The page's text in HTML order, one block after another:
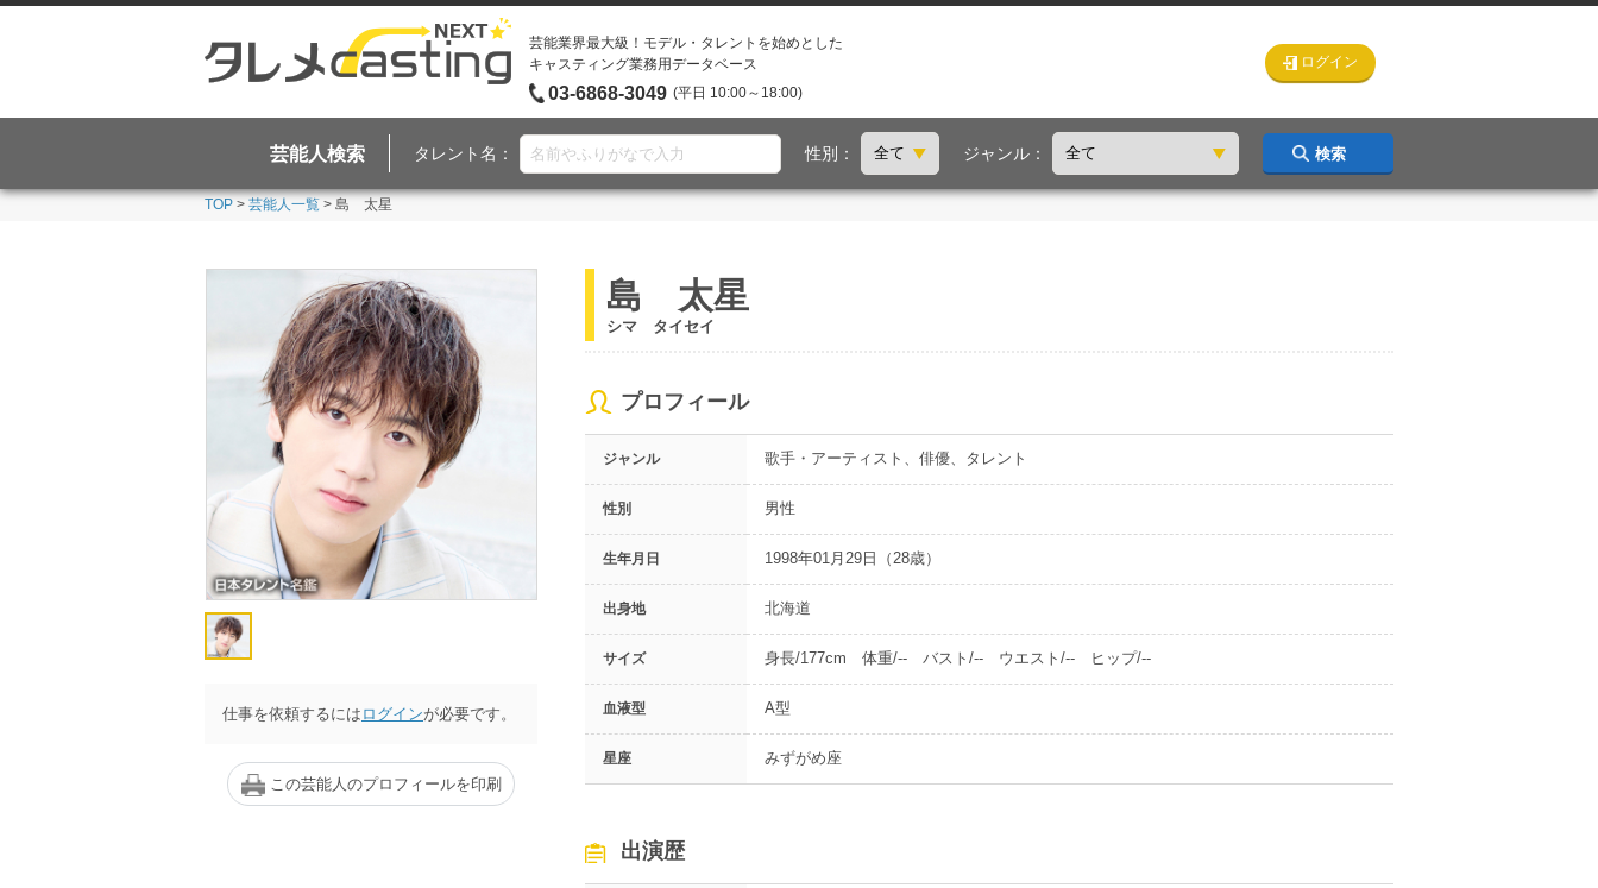
芸能業界最大級！モデル・タレントを始めとした
キャスティング業務用データベース
03-6868-3049 (平日 10:00～18:00)
ログイン
芸能人検索 タレント名： 性別： ジャンル： 検索
TOP > 芸能人一覧 > 島 太星
仕事を依頼するには ログインが必要です。
この芸能人のプロフィールを印刷
島 太星
シマ タイセイ
プロフィール
ジャンル 歌手・アーティスト、俳優、タレント
性別 男性
生年月日 1998年01月29日（28歳）
出身地 北海道
サイズ 身長/177cm 体重/-- バスト/-- ウエスト/-- ヒップ/--
血液型 A型
星座 みずがめ座
出演歴